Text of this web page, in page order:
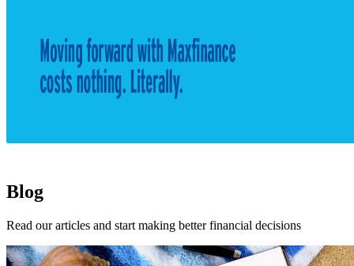
Blog
Read our articles and start making better financial decisions